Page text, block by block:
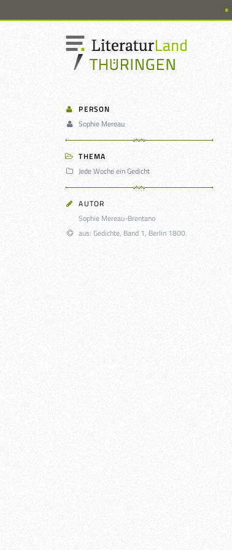
PERSON
Sophie Mereau
THEMA
Jede Woche ein Gedicht
AUTOR
Sophie Mereau-Brentano
aus: Gedichte, Band 1, Berlin 1800.